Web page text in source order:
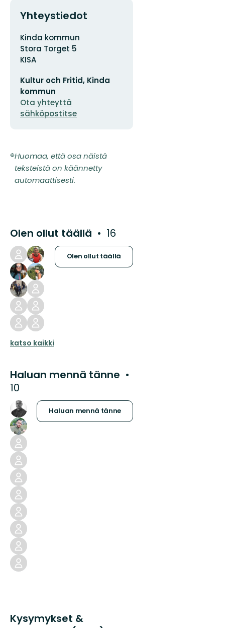
Yhteystiedot
Osoite
Kinda kommun
Stora Torget 5
KISA
Kultur och Fritid, Kinda
kommun
Ota yhteyttä
sähköpostitse
Huomaa, että osa näistä
teksteistä on käännetty
automaattisesti.
Olen ollut täällä 16
Olen ollut täällä
katso kaikki
Haluan mennä tänne
10
Haluan mennä tänne
Kysymykset &